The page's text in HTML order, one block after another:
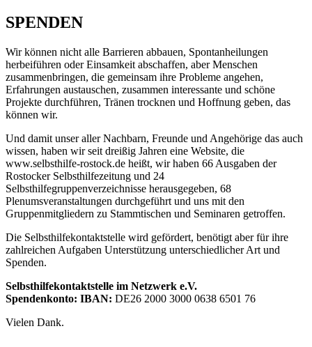
SPENDEN
Wir können nicht alle Barrieren abbauen, Spontanheilungen
herbeiführen oder Einsamkeit abschaffen, aber Menschen
zusammenbringen, die gemeinsam ihre Probleme angehen,
Erfahrungen austauschen, zusammen interessante und schöne
Projekte durchführen, Tränen trocknen und Hoffnung geben, das
können wir.
Und damit unser aller Nachbarn, Freunde und Angehörige das auch
wissen, haben wir seit dreißig Jahren eine Website, die
www.selbsthilfe-rostock.de heißt, wir haben 66 Ausgaben der
Rostocker Selbsthilfezeitung und 24
Selbsthilfegruppenverzeichnisse herausgegeben, 68
Plenumsveranstaltungen durchgeführt und uns mit den
Gruppenmitgliedern zu Stammtischen und Seminaren getroffen.
Die Selbsthilfekontaktstelle wird gefördert, benötigt aber für ihre
zahlreichen Aufgaben Unterstützung unterschiedlicher Art und
Spenden.
Selbsthilfekontaktstelle im Netzwerk e.V.
Spendenkonto: IBAN: DE26 2000 3000 0638 6501 76
Vielen Dank.